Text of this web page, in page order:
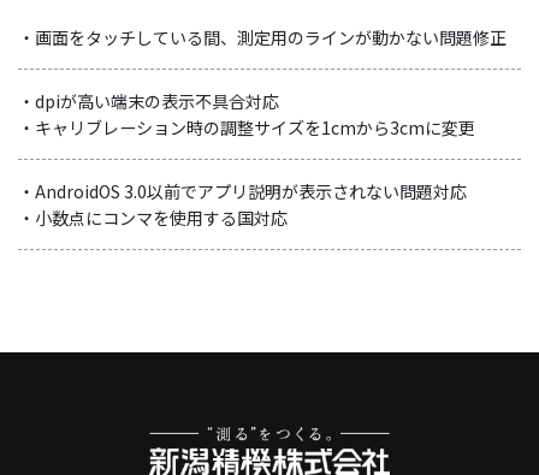
・画面をタッチしている間、測定用のラインが動かない問題修正
・dpiが高い端末の表示不具合対応
・キャリブレーション時の調整サイズを1cmから3cmに変更
・AndroidOS 3.0以前でアプリ説明が表示されない問題対応
・小数点にコンマを使用する国対応